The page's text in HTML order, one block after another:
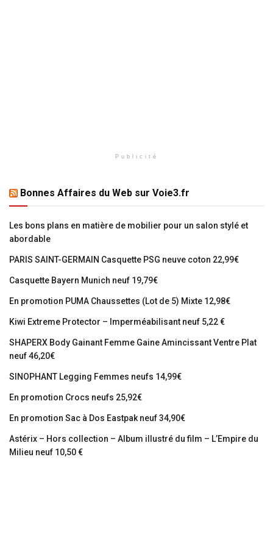
Publicité
Bonnes Affaires du Web sur Voie3.fr
Les bons plans en matière de mobilier pour un salon stylé et
abordable
PARIS SAINT-GERMAIN Casquette PSG neuve coton 22,99€
Casquette Bayern Munich neuf 19,79€
En promotion PUMA Chaussettes (Lot de 5) Mixte 12,98€
Kiwi Extreme Protector – Imperméabilisant neuf 5,22 €
SHAPERX Body Gainant Femme Gaine Amincissant Ventre Plat
neuf 46,20€
SINOPHANT Legging Femmes neufs 14,99€
En promotion Crocs neufs 25,92€
En promotion Sac à Dos Eastpak neuf 34,90€
Astérix – Hors collection – Album illustré du film – L’Empire du
Milieu neuf 10,50 €